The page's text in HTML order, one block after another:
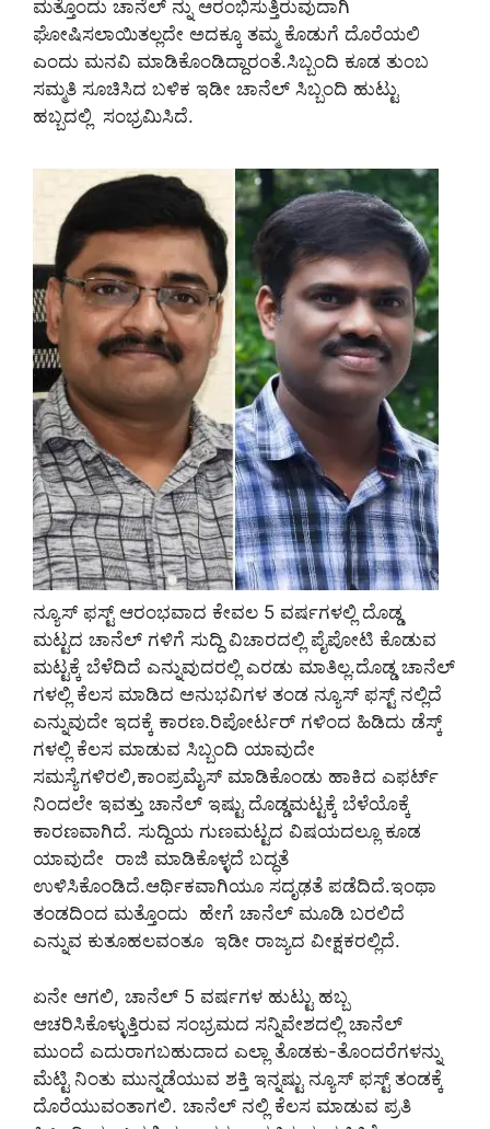
ಮತ್ತೊಂದು ಚಾನೆಲ್‌ ನ್ನು ಆರಂಭಿಸುತ್ತಿರುವುದಾಗಿ
ಘೋಷಿಸಲಾಯಿತಲ್ಲದೇ ಅದಕ್ಕೂ ತಮ್ಮ ಕೊಡುಗೆ ದೊರೆಯಲಿ
ಎಂದು ಮನವಿ ಮಾಡಿಕೊಂಡಿದ್ದಾರಂತೆ.ಸಿಬ್ಬಂದಿ ಕೂಡ ತುಂಬ
ಸಮ್ಮತಿ ಸೂಚಿಸಿದ ಬಳಿಕ ಇಡೀ ಚಾನೆಲ್‌ ಸಿಬ್ಬಂದಿ ಹುಟ್ಟು
ಹಬ್ಬದಲ್ಲಿ ಸಂಭ್ರಮಿಸಿದೆ.
ನ್ಯೂಸ್‌ ಫಸ್ಟ್‌ ಆರಂಭವಾದ ಕೇವಲ 5 ವರ್ಷಗಳಲ್ಲಿ ದೊಡ್ಡ
ಮಟ್ಟದ ಚಾನೆಲ್‌ ಗಳಿಗೆ ಸುದ್ದಿ ವಿಚಾರದಲ್ಲಿ ಪೈಪೋಟಿ ಕೊಡುವ
ಮಟ್ಟಕ್ಕೆ ಬೆಳೆದಿದೆ ಎನ್ನುವುದರಲ್ಲಿ ಎರಡು ಮಾತಿಲ್ಲ.ದೊಡ್ಡ ಚಾನೆಲ್‌
ಗಳಲ್ಲಿ ಕೆಲಸ ಮಾಡಿದ ಅನುಭವಿಗಳ ತಂಡ ನ್ಯೂಸ್‌ ಫಸ್ಟ್‌ ನಲ್ಲಿದೆ
ಎನ್ನುವುದೇ ಇದಕ್ಕೆ ಕಾರಣ.ರಿಪೋರ್ಟರ್‌ ಗಳಿಂದ ಹಿಡಿದು ಡೆಸ್ಕ್
ಗಳಲ್ಲಿ ಕೆಲಸ ಮಾಡುವ ಸಿಬ್ಬಂದಿ ಯಾವುದೇ
ಸಮಸ್ಯೆಗಳಿರಲಿ,ಕಾಂಪ್ರಮೈಸ್‌ ಮಾಡಿಕೊಂಡು ಹಾಕಿದ ಎಫರ್ಟ್‌
ನಿಂದಲೇ ಇವತ್ತು ಚಾನೆಲ್‌ ಇಷ್ಟು ದೊಡ್ಡಮಟ್ಟಕ್ಕೆ ಬೆಳೆಯೊಕ್ಕೆ
ಕಾರಣವಾಗಿದೆ. ಸುದ್ದಿಯ ಗುಣಮಟ್ಟದ ವಿಷಯದಲ್ಲೂ ಕೂಡ
ಯಾವುದೇ ರಾಜಿ ಮಾಡಿಕೊಳ್ಳದೆ ಬದ್ಧತೆ
ಉಳಿಸಿಕೊಂಡಿದೆ.ಆರ್ಥಿಕವಾಗಿಯೂ ಸದೃಢತೆ ಪಡೆದಿದೆ.ಇಂಥಾ
ತಂಡದಿಂದ ಮತ್ತೊಂದು ಹೇಗೆ ಚಾನೆಲ್‌ ಮೂಡಿ ಬರಲಿದೆ
ಎನ್ನುವ ಕುತೂಹಲವಂತೂ ಇಡೀ ರಾಜ್ಯದ ವೀಕ್ಷಕರಲ್ಲಿದೆ.
ಏನೇ ಆಗಲಿ, ಚಾನೆಲ್‌ 5 ವರ್ಷಗಳ ಹುಟ್ಟು ಹಬ್ಬ
ಆಚರಿಸಿಕೊಳ್ಳುತ್ತಿರುವ ಸಂಭ್ರಮದ ಸನ್ನಿವೇಶದಲ್ಲಿ ಚಾನೆಲ್‌
ಮುಂದೆ ಎದುರಾಗಬಹುದಾದ ಎಲ್ಲಾ ತೊಡಕು-ತೊಂದರೆಗಳನ್ನು
ಮೆಟ್ಟಿ ನಿಂತು ಮುನ್ನಡೆಯುವ ಶಕ್ತಿ ಇನ್ನಷ್ಟು ನ್ಯೂಸ್‌ ಫಸ್ಟ್‌ ತಂಡಕ್ಕೆ
ದೊರೆಯುವಂತಾಗಲಿ. ಚಾನೆಲ್‌ ನಲ್ಲಿ ಕೆಲಸ ಮಾಡುವ ಪ್ರತಿ